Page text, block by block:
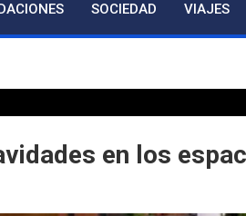
SOCIEDAD VIAJES
en los